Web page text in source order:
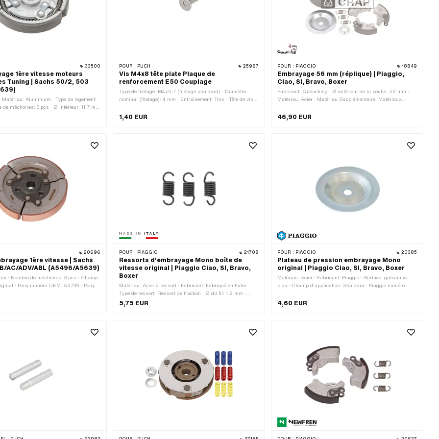
33500
1ère vitesse moteurs
Tuning | Sachs 50/2, 503
Matériau: Aluminium · Type de logement:
de mâchoires: 3 pcs · Ø intérieur: 11.7 mm
mm · Épaisseur: 12.3 mm · Champ
· Pony numéro OEM: A5496 · Pony
POUR : PUCH 25987
Vis M4x8 tête plate Plaque de
renforcement E50 Couplage
Type de filetage: M4x0.7 (filetage standard) · Diamètre
nominal (filetage): 4 mm · Entraînement: Torx · Tête de vis:
1,40 EUR
POUR : PIAGGIO 18849
Embrayage 56 mm (réplique) | Piaggio,
Ciao, SI, Bravo, Boxer
Fabricant: Quenching · Ø extérieur de la poulie: 56 mm ·
Matériau: Acier · Matériau Supplémentaire: Matériaux
mâchoires: 3 pcs · Nombre de ressorts: 2 pcs · Nombre de
ressorts: 3 pcs · Ø intérieur: 8.45 mm · Ø intérieur: 12 mm ·
46,90 EUR
20696
1ère vitesse | Sachs
AC/ADV/ABL (A5496/A5639)
· Nombre de mâchoires: 3 pcs · Champ
· Pony numéro OEM: A2739 · Pony
349 000
POUR : PIAGGIO 21708
Ressorts d'embrayage Mono boîte de
vitesse original | Piaggio Ciao, SI, Bravo,
Boxer
Matériau: Acier à ressort · Fabricant: Fabriqué en Italie ·
Type de ressort: Ressort de traction · Ø du fil: 1.2 mm ·
Longueur totale: 22 mm · Champ d'application: Original ·
5,75 EUR
POUR : PIAGGIO 20385
Plateau de pression embrayage Mono
original | Piaggio Ciao, SI, Bravo, Boxer
Matériau: Acier · Fabricant: Piaggio · Surface: galvanisé
bleu · Champ d'application: Standard · Piaggio numéro
4,60 EUR